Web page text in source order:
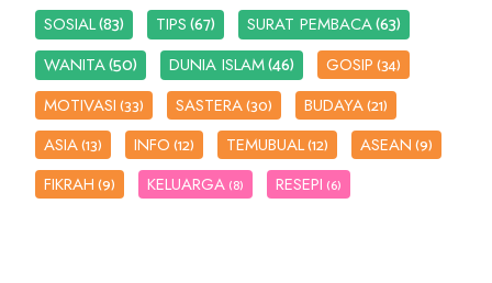
SOSIAL(83) TIPS(67) SURAT PEMBACA(63)
WANITA(50) DUNIA ISLAM(46) GOSIP(34)
MOTIVASI(33) SASTERA(30) BUDAYA(21)
ASIA(13) INFO(12) TEMUBUAL(12) ASEAN(9)
FIKRAH(9) KELUARGA (8) RESEPI (6)